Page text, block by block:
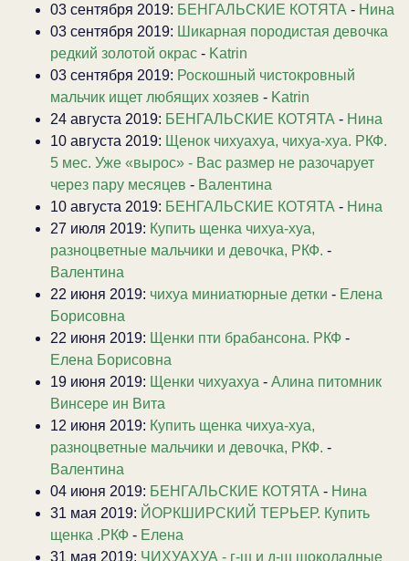
03 сентября 2019: БЕНГАЛЬСКИЕ КОТЯТА - Нина
03 сентября 2019: Шикарная породистая девочка
редкий золотой окрас - Katrin
03 сентября 2019: Роскошный чистокровный
мальчик ищет любящих хозяев - Katrin
24 августа 2019: БЕНГАЛЬСКИЕ КОТЯТА - Нина
10 августа 2019: Щенок чихуахуа, чихуа-хуа. РКФ.
5 мес. Уже «вырос» - Вас размер не разочарует
через пару месяцев - Валентина
10 августа 2019: БЕНГАЛЬСКИЕ КОТЯТА - Нина
27 июля 2019: Купить щенка чихуа-хуа,
разноцветные мальчики и девочка, РКФ. -
Валентина
22 июня 2019: чихуа миниатюрные детки - Елена
Борисовна
22 июня 2019: Щенки пти брабансона. РКФ -
Елена Борисовна
19 июня 2019: Щенки чихуахуа - Алина питомник
Винсере ин Вита
12 июня 2019: Купить щенка чихуа-хуа,
разноцветные мальчики и девочка, РКФ. -
Валентина
04 июня 2019: БЕНГАЛЬСКИЕ КОТЯТА - Нина
31 мая 2019: ЙОРКШИРСКИЙ ТЕРЬЕР. Купить
щенка .РКФ - Елена
31 мая 2019: ЧИХУАХУА - г-ш и д-ш шоколадные